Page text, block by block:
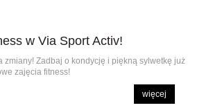
w Via Sport Activ!
zmiany! Zadbaj o kondycję i piękną sylwetkę już
zajęcia fitness!
więcej